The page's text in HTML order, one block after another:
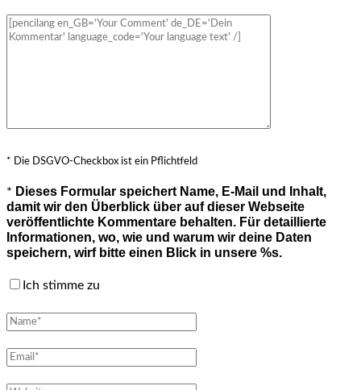
* Die DSGVO-Checkbox ist ein Pflichtfeld
* Dieses Formular speichert Name, E-Mail und Inhalt,
damit wir den Überblick über auf dieser Webseite
veröffentlichte Kommentare behalten. Für detaillierte
Informationen, wo, wie und warum wir deine Daten
speichern, wirf bitte einen Blick in unsere %s.
Ich stimme zu